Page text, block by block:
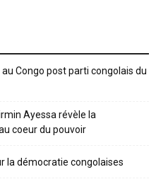
Congo post parti congolais du
Ayessa révèle la
coeur du pouvoir
la démocratie congolaises